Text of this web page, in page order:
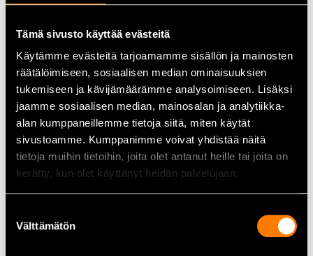
Tämä sivusto käyttää evästeitä
Käytämme evästeitä tarjoamamme sisällön ja mainosten
räätälöimiseen, sosiaalisen median ominaisuuksien
tukemiseen ja kävijämäärämme analysoimiseen. Lisäksi
jaamme sosiaalisen median, mainosalan ja analytiikka-
alan kumppaneillemme tietoja siitä, miten käytät
sivustoamme. Kumppanimme voivat yhdistää näitä
tietoja muihin tietoihin, joita olet antanut heille tai joita on
kerätty, kun olet käyttänyt heidän palvelujaan.
valinta
Välttämätön
underlättar på- och avtagning.
Tekniska data
Skydd:Sågskydd klass 1 (20 m/s)
Godkännande:EN ISO 17249:2013
Storlek:42
Material:Läder, mikrofiberförstärkningar,
polyesternätfoder
Vikt:Till exempel storlek 45 cirka 2,2 kg